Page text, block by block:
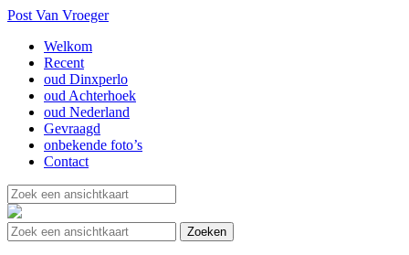
Post Van Vroeger
Welkom
Recent
oud Dinxperlo
oud Achterhoek
oud Nederland
Gevraagd
onbekende foto’s
Contact